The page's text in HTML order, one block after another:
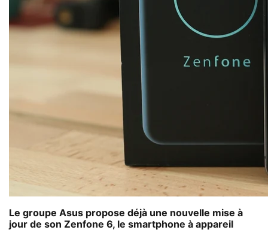
Le groupe Asus propose déjà une nouvelle mise à
jour de son Zenfone 6, le smartphone à appareil